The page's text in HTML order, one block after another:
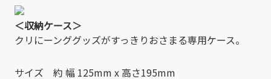
＜収納ケース＞
クリにーンググッズがすっきりおさまる専用ケース。
サイズ 約 幅 125mm x 高さ195mm